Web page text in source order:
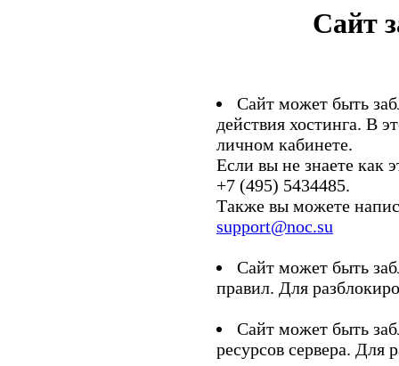
Сайт
Сайт может быть
действия хостинга. В
личном кабинете.
Если вы не знаете как
+7 (495) 5434485.
Также вы можете
support@noc.su
Сайт может быть
правил. Для
Сайт может быть
ресурсов сервера. Для